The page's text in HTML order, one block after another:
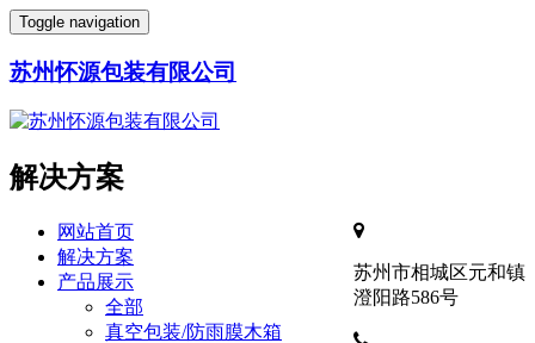
Toggle navigation
苏州怀源包装有限公司
解决方案
苏州市相城区元和镇
澄阳路586号
网站首页
解决方案
产品展示
全部
真空包装/防雨膜木箱